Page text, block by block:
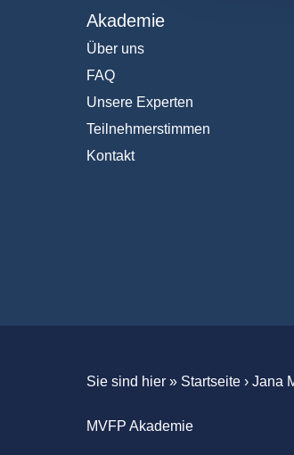
Akademie
Über uns
FAQ
Unsere Experten
Teilnehmerstimmen
Kontakt
Sie sind hier » Startseite › Jana
MVFP Akademie